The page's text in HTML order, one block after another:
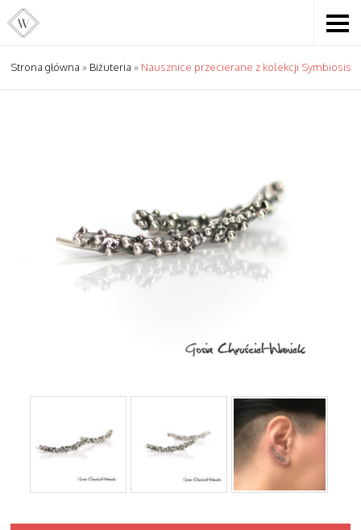
Strona główna » Biżuteria » Nausznice przecierane z kolekcji Symbiosis